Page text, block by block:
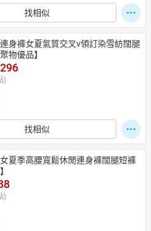
找相似
身褲女夏氣質交叉v領訂染雪紡闊腿
物優品】
)
找相似
夏季高腰寬鬆休閒連身褲闊腿短褲
)